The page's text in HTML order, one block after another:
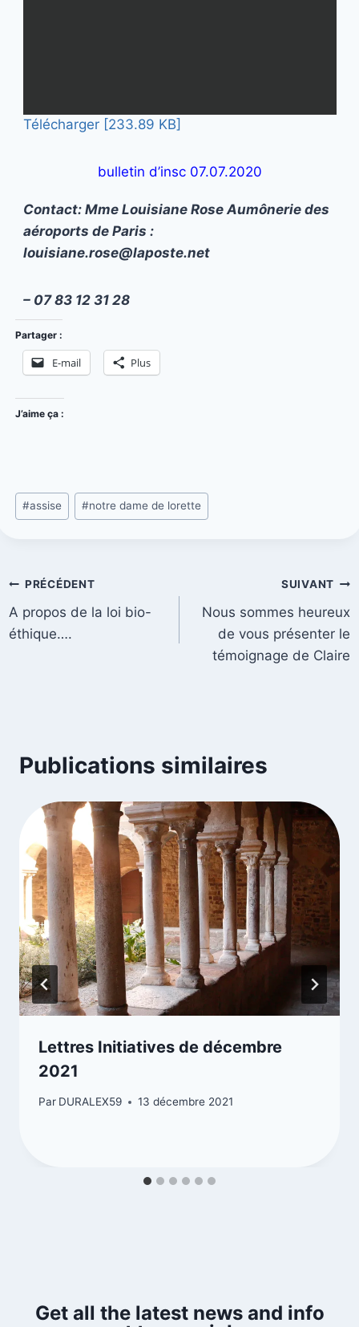
Télécharger [233.89 KB]
bulletin d’insc 07.07.2020
Contact: Mme Louisiane Rose Aumônerie des
aéroports de Paris :
louisiane.rose@laposte.net
– 07 83 12 31 28
Partager :
E-mail Plus
J’aime ça :
#assise #notre dame de lorette
PRÉCÉDENT
A propos de la loi bio-
éthique….
SUIVANT
Nous sommes heureux
de vous présenter le
témoignage de Claire
Publications similaires
Lettres Initiatives de décembre
2021
Par DURALEX59 13 décembre 2021
Get all the latest news and info